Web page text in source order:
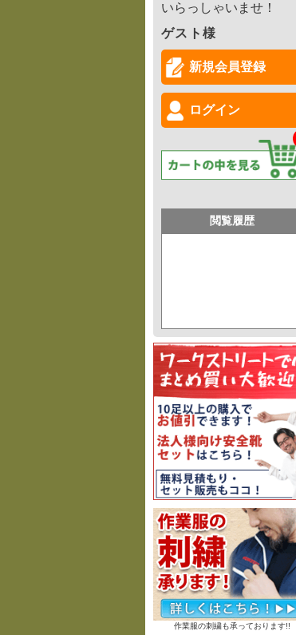
いらっしゃいませ！
ゲスト様
新規会員登録
ログイン
閲覧履歴
作業服の刺繍も承っております!!